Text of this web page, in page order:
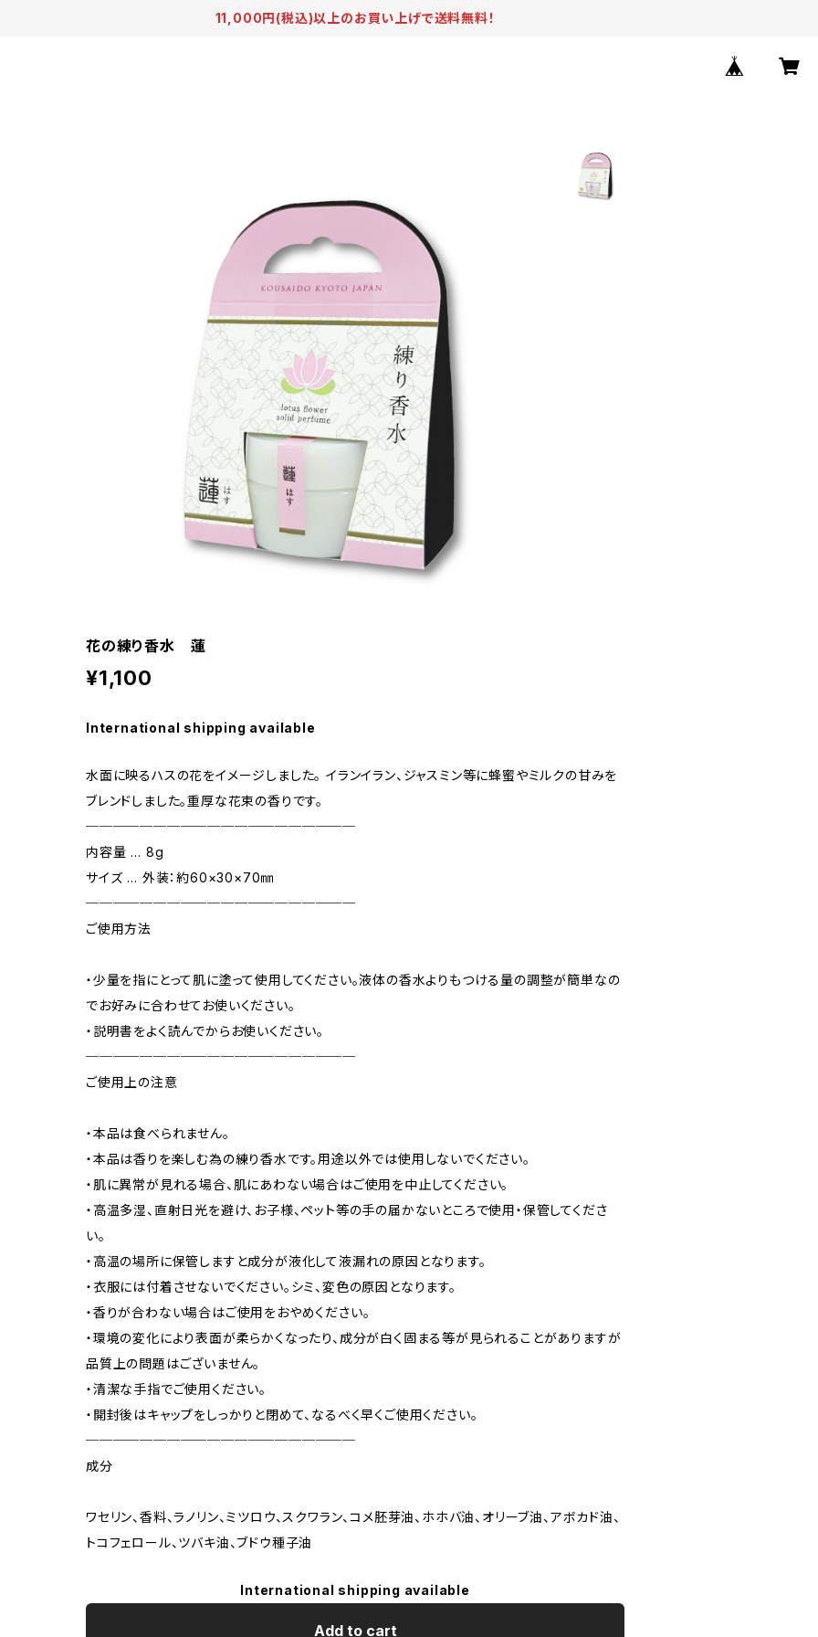
11,000円(税込)以上のお買い上げで送料無料！
花の練り香水 蓮
¥1,100
International shipping available
水面に映るハスの花をイメージしました。 イランイラン、ジャスミン等に蜂蜜やミルクの甘みを
ブレンドしました。重厚な花束の香りです。
────────────────────
内容量 … 8g
サイズ … 外装：約60×30×70㎜
────────────────────
ご使用方法
・少量を指にとって肌に塗って使用してください。液体の香水よりもつける量の調整が簡単なの
でお好みに合わせてお使いください。
・説明書をよく読んでからお使いください。
────────────────────
ご使用上の注意
・本品は食べられません。
・本品は香りを楽しむ為の練り香水です。用途以外では使用しないでください。
・肌に異常が見れる場合、肌にあわない場合はご使用を中止してください。
・高温多湿、直射日光を避け、お子様、ペット等の手の届かないところで使用・保管してくださ
い。
・高温の場所に保管しますと成分が液化して液漏れの原因となります。
・衣服には付着させないでください。シミ、変色の原因となります。
・香りが合わない場合はご使用をおやめください。
・環境の変化により表面が柔らかくなったり、成分が白く固まる等が見られることがありますが
品質上の問題はございません。
・清潔な手指でご使用ください。
・開封後はキャップをしっかりと閉めて、なるべく早くご使用ください。
────────────────────
成分
ワセリン、香料、ラノリン、ミツロウ、スクワラン、コメ胚芽油、ホホバ油、オリーブ油、アボカド油、
トコフェロール、ツバキ油、ブドウ種子油
International shipping available
Add to cart